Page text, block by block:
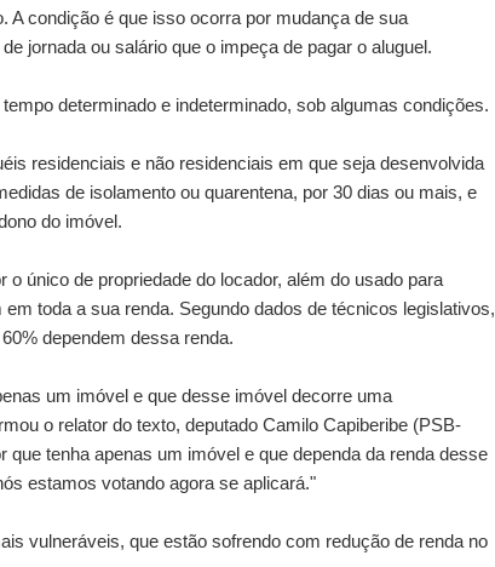
A condição é que isso ocorra por mudança de sua
jornada ou salário que o impeça de pagar o aluguel.
determinado e indeterminado, sob algumas condições.
residenciais e não residenciais em que seja desenvolvida
de isolamento ou quarentena, por 30 dias ou mais, e
do imóvel.
único de propriedade do locador, além do usado para
toda a sua renda. Segundo dados de técnicos legislativos,
dependem dessa renda.
um imóvel e que desse imóvel decorre uma
o relator do texto, deputado Camilo Capiberibe (PSB-
tenha apenas um imóvel e que dependa da renda desse
estamos votando agora se aplicará."
vulneráveis, que estão sofrendo com redução de renda no